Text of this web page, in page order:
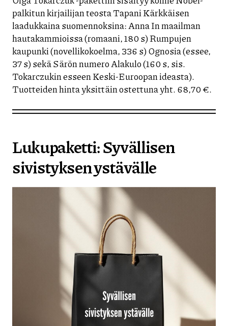
palkitun kirjailijan teosta Tapani Kärkkäisen
laadukkaina suomennoksina: Anna In maailman
hautakammioissa (romaani, 180 s) Rumpujen
kaupunki (novellikokoelma, 336 s) Ognosia (essee,
37 s) sekä Särön numero Alakulo (160 s, sis.
Tokarczukin esseen Keski-Euroopan ideasta).
Tuotteiden hinta yksittäin ostettuna yht. 68,70 €.
Lukupaketti: Syvällisen
sivistyksen ystävälle